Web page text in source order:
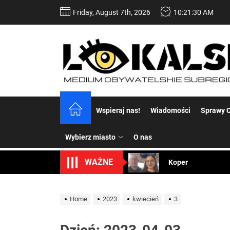
Friday, August 7th, 2026 10:21:31 AM
Wspieraj nas! Wiadomości Sprawy
Wybierz miasto O nas
WAŻNE Uwaga Dębieńsko
Home 2023 kwiecień 3